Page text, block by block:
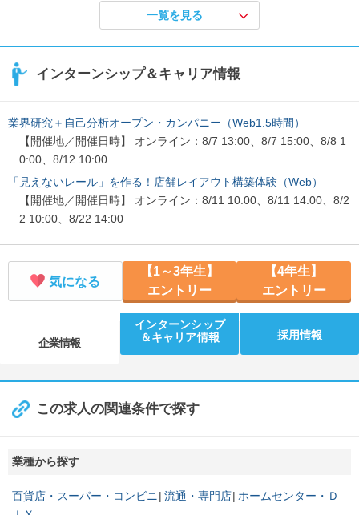
【オンライン半日完結型】説明会・選考会のご予約はこちら
一覧を見る
インターンシップ＆キャリア情報
業界研究＋自己分析オープン・カンパニー（Web1.5時間）
【開催地／開催日時】 オンライン：8/7 13:00、8/7 15:00、8/8 1
0:00、8/12 10:00
「見えないレール」を作る！店舗レイアウト構築体験（Web）
【開催地／開催日時】 オンライン：8/11 10:00、8/11 14:00、8/2
2 10:00、8/22 14:00
気になる
【1～3年生】
エントリー
【4年生】
エントリー
企業情報
インターンシップ
＆キャリア情報
採用情報
この求人の関連条件で探す
業種から探す
百貨店・スーパー・コンビニ 流通・専門店 ホームセンター・Ｄ